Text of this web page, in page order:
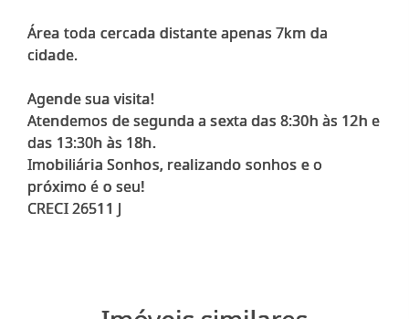
Área toda cercada distante apenas 7km da
cidade.
Agende sua visita!
Atendemos de segunda a sexta das 8:30h às 12h e
das 13:30h às 18h.
Imobiliária Sonhos, realizando sonhos e o
próximo é o seu!